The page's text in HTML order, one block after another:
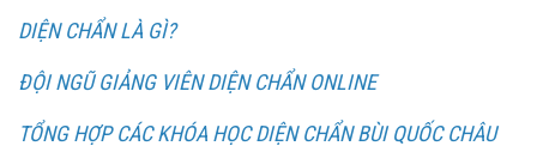
DIỆN CHẨN LÀ GÌ?
ĐỘI NGŨ GIẢNG VIÊN DIỆN CHẨN ONLINE
TỔNG HỢP CÁC KHÓA HỌC DIỆN CHẨN BÙI QUỐC CHÂU